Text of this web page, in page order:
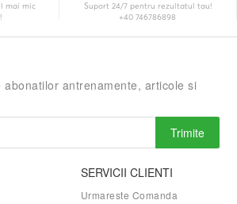
mai mic
Suport 24/7 pentru rezultatul tau!
+40 746786898
abonatilor antrenamente, articole si
Trimite
SERVICII CLIENTI
Urmareste Comanda